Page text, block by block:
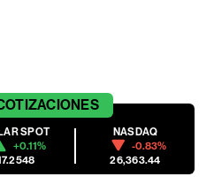
SPOT
+0.11%
NASDAQ
-0.83%
26,363.44